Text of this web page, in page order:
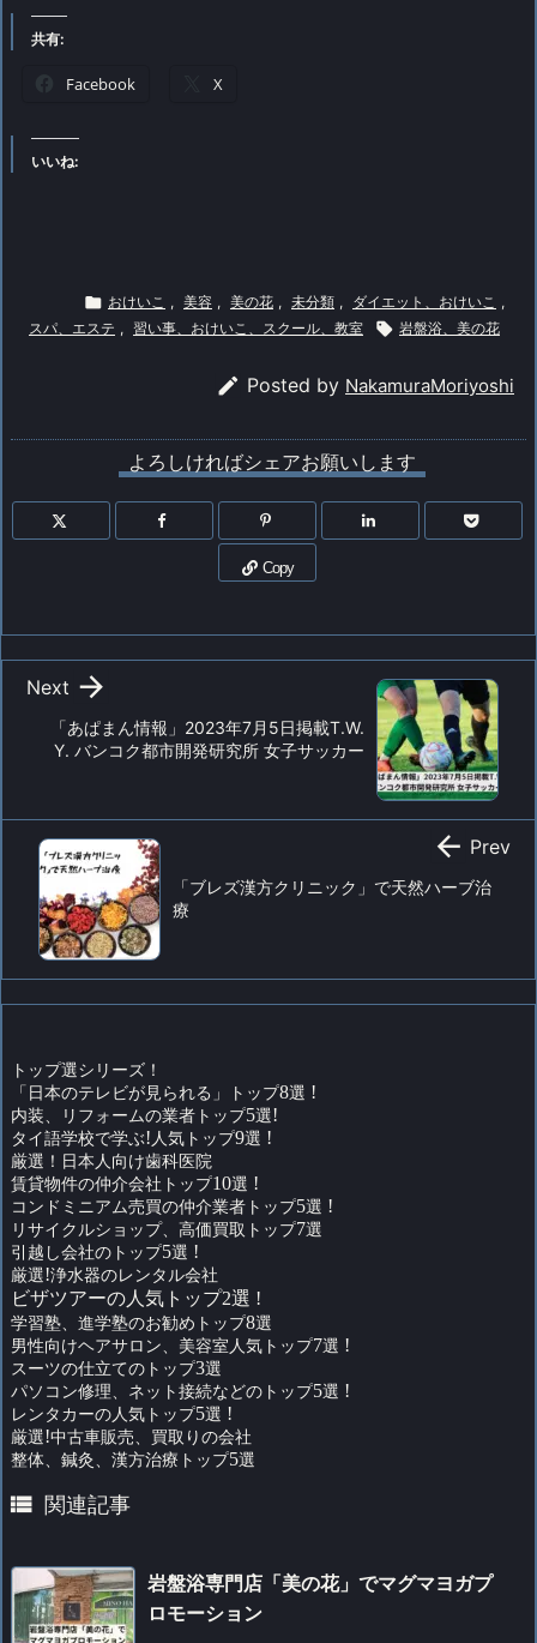
共有:
Facebook X
いいね:
 おけいこ , 美容 , 美の花 , 未分類 , ダイエット、おけいこ ,
スパ、エステ , 習い事、おけいこ、スクール、教室  岩盤浴、美の花
 Posted by NakamuraMoriyoshi
よろしければシェアお願いします
Copy
「あぱまん情報」2023年7月5日掲載T.W.
Y. バンコク都市開発研究所 女子サッカー

Next
「ブレズ漢方クリニック」で天然ハーブ治
療
 Prev
トップ選シリーズ！
「日本のテレビが見られる」トップ8選 !
内装、リフォームの業者トップ5選!
タイ語学校で学ぶ! 人気トップ9選 !
厳選！日本人向け歯科医院
賃貸物件の仲介会社トップ10選 !
コンドミニアム売買の仲介業者トップ5選 !
リサイクルショップ、高価買取トップ7選
引越し会社のトップ5選 !
厳選!浄水器のレンタル会社
ビザツアーの人気トップ2選 !
学習塾、進学塾のお勧めトップ8選
男性向けヘアサロン、美容室人気トップ7選 !
スーツの仕立てのトップ3選
パソコン修理、ネット接続などのトップ5選 !
レンタカーの人気トップ5選 !
厳選!中古車販売、買取りの会社
整体、鍼灸、漢方治療トップ5選
 関連記事
岩盤浴専門店「美の花」でマグマヨガプ
ロモーション